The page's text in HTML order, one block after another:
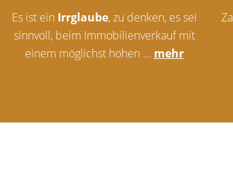
Es ist ein Irrglaube, zu denken, es sei
sinnvoll, beim Immobilienverkauf mit
einem möglichst hohen ... mehr